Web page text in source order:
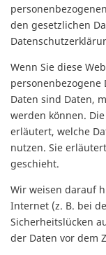
den gesetzlichen
Wenn Sie diese
personenbezogene
Daten sind Daten,
werden können.
erläutert, welche
nutzen. Sie
geschieht.
Wir weisen darauf
Internet (z. B. bei
Sicherheitslücken
der Daten vor dem